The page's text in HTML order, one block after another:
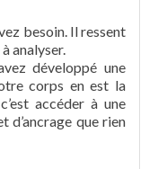
besoin. Il ressent
analyser.
développé une
corps en est la
accéder à une
d’ancrage que rien